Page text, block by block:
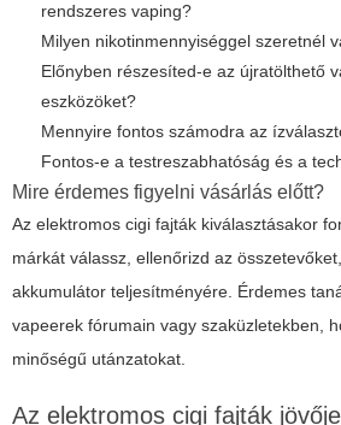
rendszeres vaping?
Milyen nikotinmennyiséggel szeretnél
Előnyben részesíted-e az újratölthető
eszközöket?
Mennyire fontos számodra az
Fontos-e a testreszabhatóság és a
Mire érdemes figyelni vásárlás előtt?
Az elektromos cigi fajták kiválasztásakor
márkát válassz, ellenőrizd az
akkumulátor teljesítményére. Érdemes
vapeerek fórumain vagy szaküzletekben,
minőségű utánzatokat.
Az elektromos cigi fajták jövője